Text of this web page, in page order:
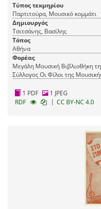
Τύπος τεκμηρίου
Παρτιτούρα, Μουσικό κομμάτι
Δημιουργός
Τσιτσάνης, Βασίλης
Τόπος
Αθήνα
Φορέας
Μεγάλη Μουσική Βιβλιοθήκη
Σύλλογος Οι Φίλοι της
1 PDF
1 JPEG
RDF
| CC BY-NC 4.0